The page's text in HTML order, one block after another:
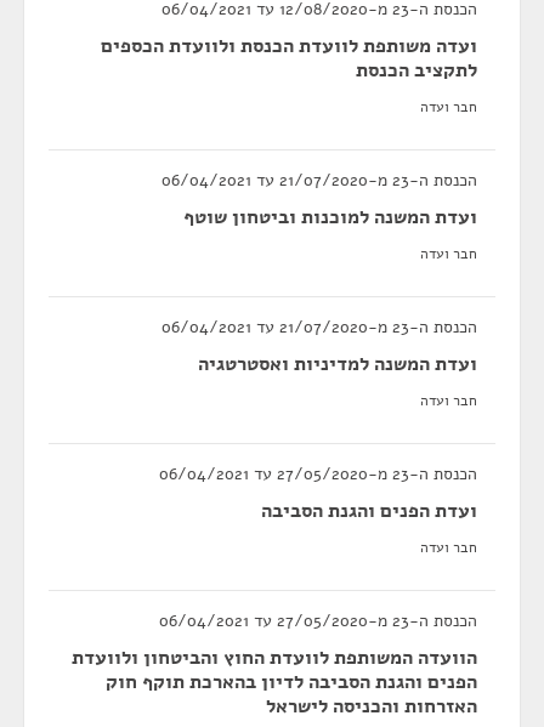
הכנסת ה-23 מ-12/08/2020 עד 06/04/2021
ועדה משותפת לוועדת הכנסת ולוועדת הכספים
לתקציב הכנסת
חבר ועדה
הכנסת ה-23 מ-21/07/2020 עד 06/04/2021
ועדת המשנה למוכנות וביטחון שוטף
חבר ועדה
הכנסת ה-23 מ-21/07/2020 עד 06/04/2021
ועדת המשנה למדיניות ואסטרטגיה
חבר ועדה
הכנסת ה-23 מ-27/05/2020 עד 06/04/2021
ועדת הפנים והגנת הסביבה
חבר ועדה
הכנסת ה-23 מ-27/05/2020 עד 06/04/2021
הוועדה המשותפת לוועדת החוץ והביטחון ולוועדת
הפנים והגנת הסביבה לדיון בהארכת תוקף חוק
האזרחות והכניסה לישראל